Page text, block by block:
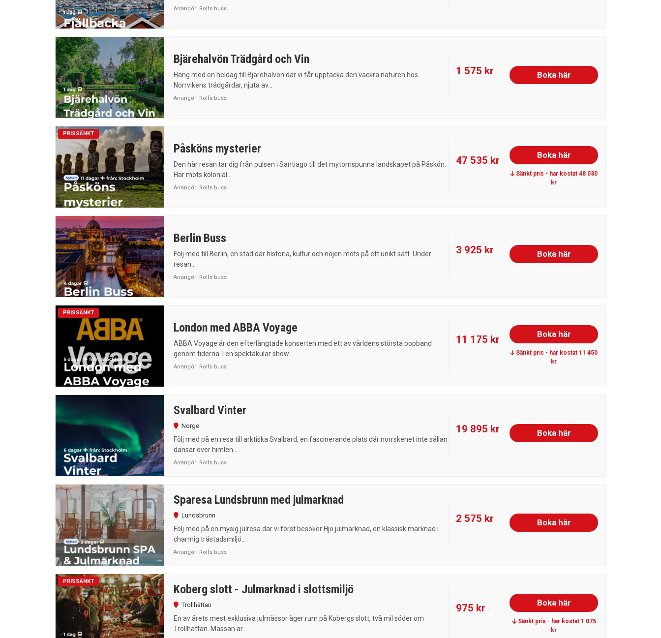
Arrangör: Rolfs buss
Bjärehalvön Trädgård och Vin
Häng med en heldag till Bjärehalvön där vi får upptäcka den vackra naturen hos
Norrvikens trädgårdar, njuta av...
Arrangör: Rolfs buss
1 575 kr Boka här
PRISSÄNKT
Påsköns mysterier
Den här resan tar dig från pulsen i Santiago till det mytomspunna landskapet på Påskön.
Här möts kolonial...
Arrangör: Rolfs buss
47 535 kr Boka här
Sänkt pris - har kostat 48 030
kr
Berlin Buss
Följ med till Berlin, en stad där historia, kultur och nöjen möts på ett unikt sätt. Under
resan...
Arrangör: Rolfs buss
3 925 kr Boka här
PRISSÄNKT
London med ABBA Voyage
ABBA Voyage är den efterlängtade konserten med ett av världens största popband
genom tiderna. I en spektakulär show...
Arrangör: Rolfs buss
11 175 kr Boka här
Sänkt pris - har kostat 11 450
kr
Svalbard Vinter
Norge
Följ med på en resa till arktiska Svalbard, en fascinerande plats där norrskenet inte sällan
dansar över himlen....
Arrangör: Rolfs buss
19 895 kr Boka här
Sparesa Lundsbrunn med julmarknad
Lundsbrunn
Följ med på en mysig julresa där vi först besöker Hjo julmarknad, en klassisk marknad i
charmig trästadsmiljö...
Arrangör: Rolfs buss
2 575 kr Boka här
PRISSÄNKT
Koberg slott - Julmarknad i slottsmiljö
Trollhättan
En av årets mest exklusiva julmässor äger rum på Kobergs slott, två mil söder om
Trollhättan. Mässan är...
975 kr Boka här
Sänkt pris - har kostat 1 075
kr